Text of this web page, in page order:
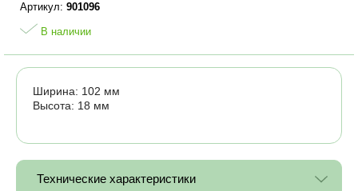
Артикул: 901096
В наличии
Ширина: 102 мм
Высота: 18 мм
Технические характеристики